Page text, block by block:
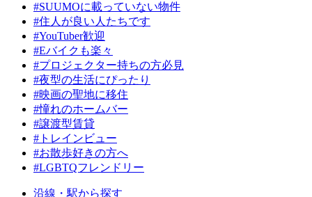
#SUUMOに載っていない物件
#住人が良い人たちです
#YouTuber歓迎
#Eバイクも楽々
#プロジェクター持ちの方必見
#夜型の生活にぴったり
#映画の聖地に移住
#憧れのホームバー
#譲渡型賃貸
#トレインビュー
#お散歩好きの方へ
#LGBTQフレンドリー
沿線・駅から探す